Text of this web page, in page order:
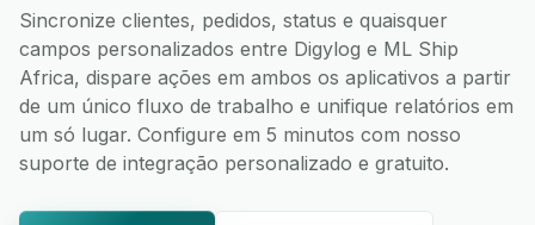
Sincronize clientes, pedidos, status e quaisquer
campos personalizados entre Digylog e ML Ship
Africa, dispare ações em ambos os aplicativos a partir
de um único fluxo de trabalho e unifique relatórios em
um só lugar. Configure em 5 minutos com nosso
suporte de integração personalizado e gratuito.